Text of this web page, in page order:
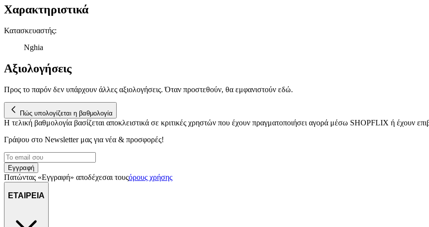
Χαρακτηριστικά
Κατασκευαστής:
Nghia
Αξιολογήσεις
Προς το παρόν δεν υπάρχουν άλλες αξιολογήσεις. Όταν προστεθούν, θα εμφανιστούν εδώ.
Πώς υπολογίζεται η βαθμολογία
Η τελική βαθμολογία βασίζεται αποκλειστικά σε κριτικές χρηστών που έχουν πραγματοποιήσει αγορά μέσω SHOPFLIX ή έχουν
Γράψου στο Νewsletter μας για νέα & προσφορές!
Εγγραφή
Πατώντας «Εγγραφή» αποδέχεσαι τουςόρους χρήσης
ΕΤΑΙΡΕΙΑ